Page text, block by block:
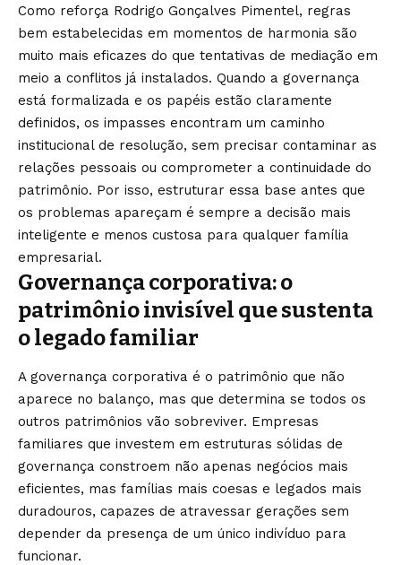
Como reforça Rodrigo Gonçalves Pimentel, regras
bem estabelecidas em momentos de harmonia são
muito mais eficazes do que tentativas de mediação em
meio a conflitos já instalados. Quando a governança
está formalizada e os papéis estão claramente
definidos, os impasses encontram um caminho
institucional de resolução, sem precisar contaminar as
relações pessoais ou comprometer a continuidade do
patrimônio. Por isso, estruturar essa base antes que
os problemas apareçam é sempre a decisão mais
inteligente e menos custosa para qualquer família
empresarial.
Governança corporativa: o
patrimônio invisível que sustenta
o legado familiar
A governança corporativa é o patrimônio que não
aparece no balanço, mas que determina se todos os
outros patrimônios vão sobreviver. Empresas
familiares que investem em estruturas sólidas de
governança constroem não apenas negócios mais
eficientes, mas famílias mais coesas e legados mais
duradouros, capazes de atravessar gerações sem
depender da presença de um único indivíduo para
funcionar.